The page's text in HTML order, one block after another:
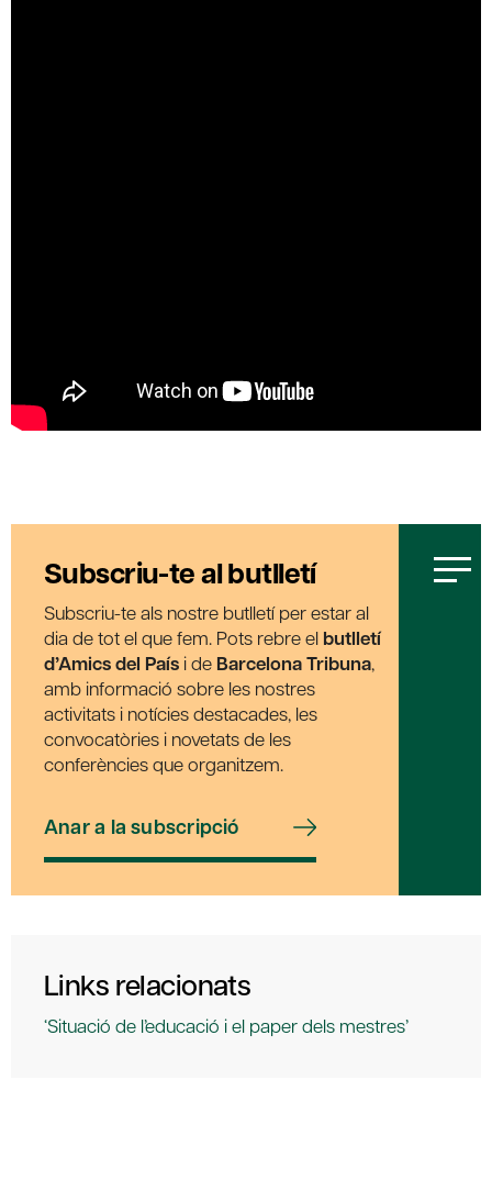
Subscriu-te al butlletí
Subscriu-te als nostre butlletí per estar al
dia de tot el que fem. Pots rebre el butlletí
d’Amics del País i de Barcelona Tribuna,
amb informació sobre les nostres
activitats i notícies destacades, les
convocatòries i novetats de les
conferències que organitzem.
Anar a la subscripció
Links relacionats
‘Situació de l’educació i el paper dels mestres’